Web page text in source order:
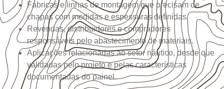
Fábricas e linhas de montagem que precisam de
chapas com medidas e espessuras definidas.
Revendas, distribuidores e compradores
responsáveis pelo abastecimento de materiais.
Aplicações relacionadas ao setor náutico, desde que
validadas pelo projeto e pelas características
documentadas do painel.